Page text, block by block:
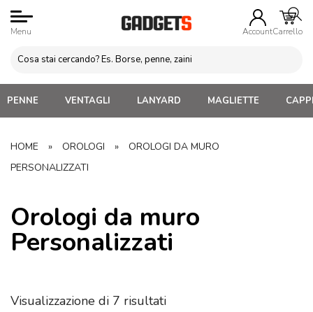
Menu AccountCarrello
PENNE VENTAGLI LANYARD MAGLIETTE
HOME » OROLOGI »
OROLOGI DA MURO
PERSONALIZZATI
Orologi da muro
Personalizzati
Visualizzazione di 7 risultati